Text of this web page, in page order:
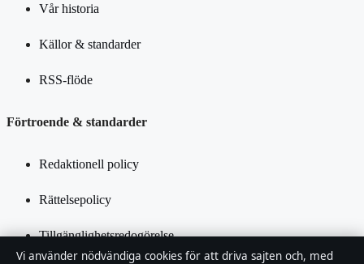
Vår historia
Källor & standarder
RSS-flöde
Förtroende & standarder
Redaktionell policy
Rättelsepolicy
Tillgänglighetsredogörelse
Vi använder nödvändiga cookies för att driva sajten och, med